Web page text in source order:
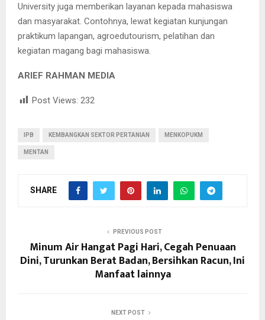
University juga memberikan layanan kepada mahasiswa
dan masyarakat. Contohnya, lewat kegiatan kunjungan
praktikum lapangan, agroedutourism, pelatihan dan
kegiatan magang bagi mahasiswa.
ARIEF RAHMAN MEDIA
Post Views: 232
IPB KEMBANGKAN SEKTOR PERTANIAN MENKOPUKM
MENTAN
SHARE
PREVIOUS POST
Minum Air Hangat Pagi Hari, Cegah Penuaan
Dini, Turunkan Berat Badan, Bersihkan Racun, Ini
Manfaat lainnya
NEXT POST